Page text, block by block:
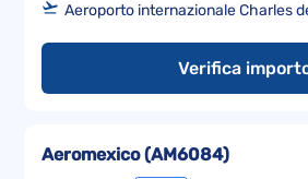
Aeroporto internazionale Charles
Verifica
Aeromexico(AM6084)